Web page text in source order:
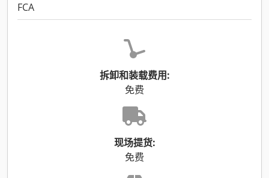
FCA
拆卸和装载费用:
免费
现场提货:
免费